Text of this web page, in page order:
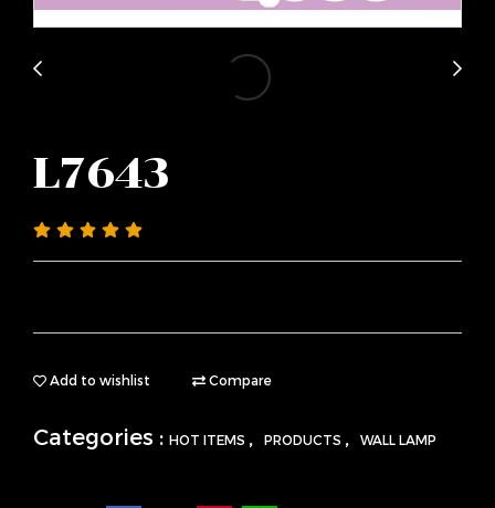
L7643
Add to wishlist Compare
Categories : HOT ITEMS , PRODUCTS , WALL LAMP